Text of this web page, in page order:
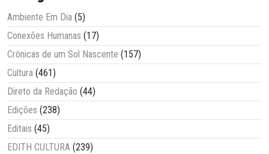
Ambiente Em Dia (5)
Conexões Humanas (17)
Crônicas de um Sol Nascente (157)
Cultura (461)
Direto da Redação (44)
Edições (238)
Editais (45)
EDITH CULTURA (239)